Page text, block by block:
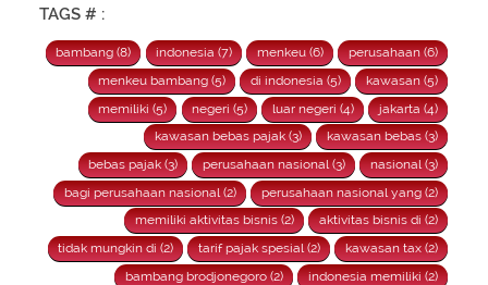
TAGS # :
bambang (8) indonesia (7) menkeu (6)
perusahaan (6)
menkeu bambang (5)
di indonesia (5)
kawasan (5)
memiliki (5)
negeri (5) luar negeri (4)
jakarta (4)
kawasan bebas pajak (3)
kawasan bebas (3)
bebas pajak (3)
perusahaan nasional (3)
nasional (3)
bagi perusahaan nasional (2)
perusahaan nasional yang (2)
memiliki aktivitas bisnis (2)
aktivitas bisnis di (2)
tidak mungkin di (2)
tarif pajak spesial (2)
kawasan tax (2)
bambang brodjonegoro (2)
indonesia memiliki (2)